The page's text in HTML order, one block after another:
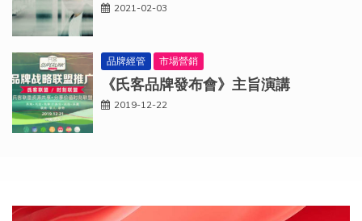
2021-02-03
品牌經管 市場營銷
《氏客品牌發布會》主旨演講
2019-12-22